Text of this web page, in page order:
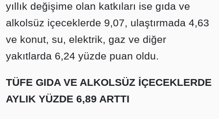
yıllık değişime olan katkıları ise gıda ve
alkolsüz içeceklerde 9,07, ulaştırmada 4,63
ve konut, su, elektrik, gaz ve diğer
yakıtlarda 6,24 yüzde puan oldu.
TÜFE GIDA VE ALKOLSÜZ İÇECEKLERDE
AYLIK YÜZDE 6,89 ARTTI